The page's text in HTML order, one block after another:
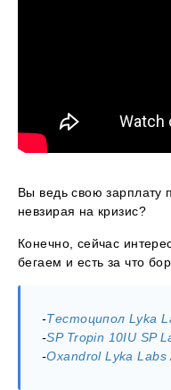
Вы ведь свою зарплату
невзирая на кризис?
Конечно, сейчас
бегаем и есть за что
-Тестоципол Lyka
-SP Tropin 10IU SP
-Oxandrol Lyka